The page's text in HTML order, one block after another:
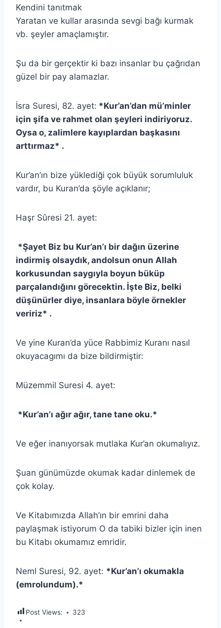
Kendini tanıtmak
Yaratan ve kullar arasında sevgi bağı kurmak
vb. şeyler amaçlamıştır.
Şu da bir gerçektir ki bazı insanlar bu çağrıdan
güzel bir pay alamazlar.
İsra Suresi, 82. ayet: *Kur’an’dan mü’minler
için şifa ve rahmet olan şeyleri indiriyoruz.
Oysa o, zalimlere kayıplardan başkasını
arttırmaz* .
Kur’an’ın bize yüklediği çok büyük sorumluluk
vardır, bu Kuran’da şöyle açıklanır;
Haşr Sûresi 21. ayet:
*Şayet Biz bu Kur’an’ı bir dağın üzerine
indirmiş olsaydık, andolsun onun Allah
korkusundan saygıyla boyun büküp
parçalandığını görecektin. İşte Biz, belki
düşünürler diye, insanlara böyle örnekler
veririz* .
Ve yine Kuran’da yüce Rabbimiz Kuranı nasıl
okuyacagımı da bize bildirmiştir:
Müzemmil Suresi 4. ayet:
*Kur’an’ı ağır ağır, tane tane oku.*
Ve eğer inanıyorsak mutlaka Kur’an okumalıyız.
Şuan günümüzde okumak kadar dinlemek de
çok kolay.
Ve Kitabımızda Allah’ın bir emrini daha
paylaşmak istiyorum O da tabiki bizler için inen
bu Kitabı okumamız emridir.
Neml Suresi, 92. ayet: *Kur’an’ı okumakla
(emrolundum).*
Post Views: 323